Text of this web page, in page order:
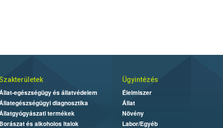
egészségügy és állatvédelem
diagnosztika
termékek
Borászat és alkoholos italok
Ügyintézés
Élelmiszer
Állat
Növény
Labor/Egyéb